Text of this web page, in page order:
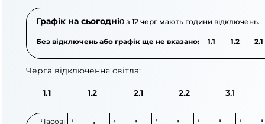
Графік на сьогодні0 з 12 черг мають години відключень.
Без відключень або графік ще не вказано: 1.1 1.2 2.1
Черга відключення світла:
1.1 1.2 2.1 2.2 3.1
Часові